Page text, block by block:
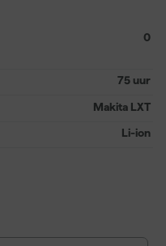
0
75 uur
Makita LXT
Li-ion